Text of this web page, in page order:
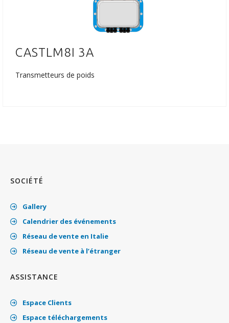
CASTLM8I 3A
Transmetteurs de poids
SOCIÉTÉ
Gallery
Calendrier des événements
Réseau de vente en Italie
Réseau de vente à l’étranger
ASSISTANCE
Espace Clients
Espace téléchargements